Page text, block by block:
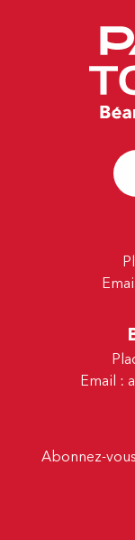
Email :
Abonnez-